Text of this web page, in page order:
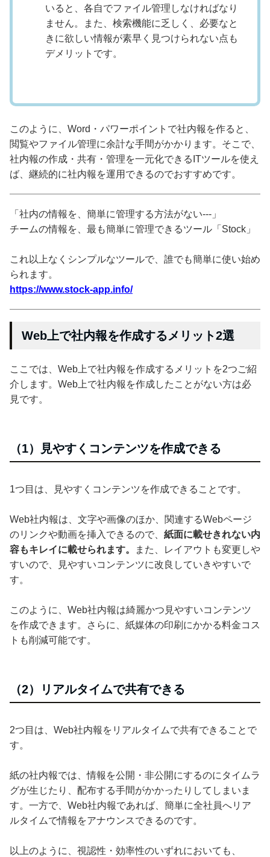
いると、各自でファイル管理しなければなり
ません。また、検索機能に乏しく、必要なと
きに欲しい情報が素早く見つけられない点も
デメリットです。
このように、Word・パワーポイントで社内報を作ると、
閲覧やファイル管理に余計な手間がかかります。そこで、
社内報の作成・共有・管理を一元化できるITツールを使え
ば、継続的に社内報を運用できるのでおすすめです。
「社内の情報を、簡単に管理する方法がない---」
チームの情報を、最も簡単に管理できるツール「Stock」
これ以上なくシンプルなツールで、誰でも簡単に使い始め
られます。
https://www.stock-app.info/
Web上で社内報を作成するメリット2選
ここでは、Web上で社内報を作成するメリットを2つご紹
介します。Web上で社内報を作成したことがない方は必
見です。
（1）見やすくコンテンツを作成できる
1つ目は、見やすくコンテンツを作成できることです。
Web社内報は、文字や画像のほか、関連するWebページ
のリンクや動画を挿入できるので、 紙面に載せきれない内
容もキレイに載せられます。
また、レイアウトも変更しや
すいので、見やすいコンテンツに改良していきやすいで
す。
このように、Web社内報は綺麗かつ見やすいコンテンツ
を作成できます。さらに、紙媒体の印刷にかかる料金コス
トも削減可能です。
（2）リアルタイムで共有できる
2つ目は、Web社内報をリアルタイムで共有できることで
す。
紙の社内報では、情報を公開・非公開にするのにタイムラ
グが生じたり、配布する手間がかかったりしてしまいま
す。一方で、Web社内報であれば、簡単に全社員へリア
ルタイムで情報をアナウンスできるのです。
以上のように、視認性・効率性のいずれにおいても、